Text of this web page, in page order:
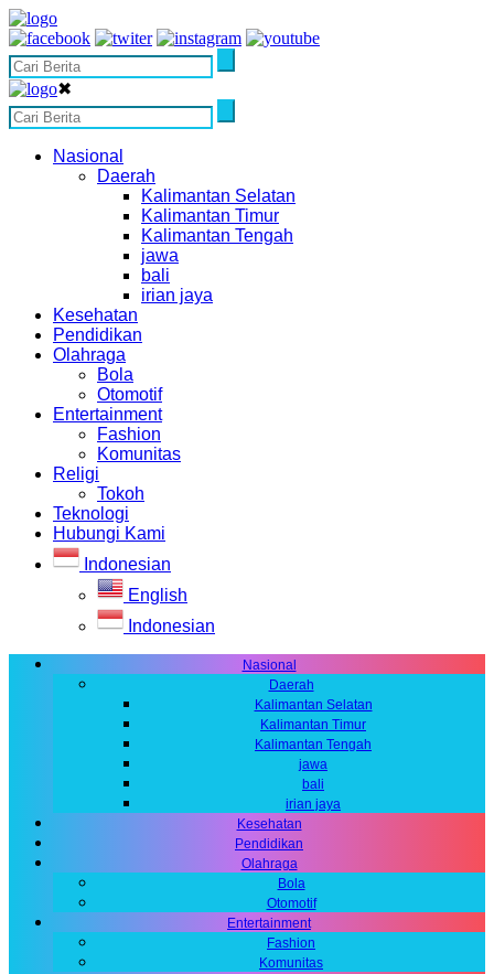
✖
Nasional
Daerah
Kalimantan Selatan
Kalimantan Timur
Kalimantan Tengah
jawa
bali
irian jaya
Kesehatan
Pendidikan
Olahraga
Bola
Otomotif
Entertainment
Fashion
Komunitas
Religi
Tokoh
Teknologi
Hubungi Kami
Indonesian
English
Indonesian
Nasional
Daerah
Kalimantan Selatan
Kalimantan Timur
Kalimantan Tengah
jawa
bali
irian jaya
Kesehatan
Pendidikan
Olahraga
Bola
Otomotif
Entertainment
Fashion
Komunitas